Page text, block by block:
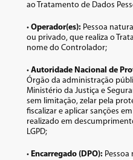
ao Tratamento de Dados
• Operador(es): Pessoa
ou privado, que realiza o
nome do Controlador;
• Autoridade Nacional de
Órgão da administração
Ministério da Justiça e
sem limitação, zelar pela
fiscalizar e aplicar sanções
realizado em
LGPD;
• Encarregado (DPO):